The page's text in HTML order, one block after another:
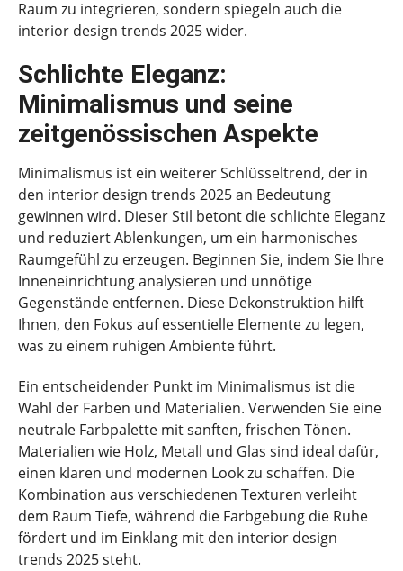
Raum zu integrieren, sondern spiegeln auch die
interior design trends 2025 wider.
Schlichte Eleganz:
Minimalismus und seine
zeitgenössischen Aspekte
Minimalismus ist ein weiterer Schlüsseltrend, der in
den interior design trends 2025 an Bedeutung
gewinnen wird. Dieser Stil betont die schlichte Eleganz
und reduziert Ablenkungen, um ein harmonisches
Raumgefühl zu erzeugen. Beginnen Sie, indem Sie Ihre
Inneneinrichtung analysieren und unnötige
Gegenstände entfernen. Diese Dekonstruktion hilft
Ihnen, den Fokus auf essentielle Elemente zu legen,
was zu einem ruhigen Ambiente führt.
Ein entscheidender Punkt im Minimalismus ist die
Wahl der Farben und Materialien. Verwenden Sie eine
neutrale Farbpalette mit sanften, frischen Tönen.
Materialien wie Holz, Metall und Glas sind ideal dafür,
einen klaren und modernen Look zu schaffen. Die
Kombination aus verschiedenen Texturen verleiht
dem Raum Tiefe, während die Farbgebung die Ruhe
fördert und im Einklang mit den interior design
trends 2025 steht.